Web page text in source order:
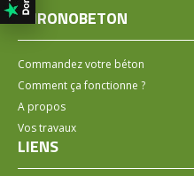
CHRONOBETON
Commandez votre béton
Comment ça fonctionne ?
A propos
Vos travaux
LIENS